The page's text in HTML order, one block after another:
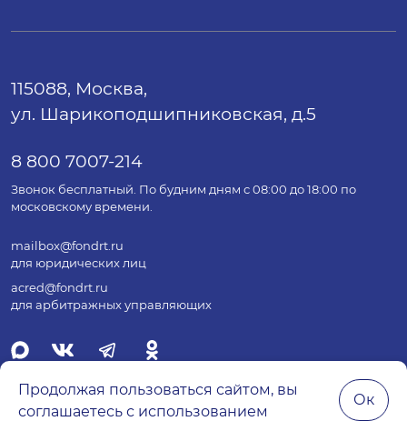
115088, Москва,
ул. Шарикоподшипниковская, д.5
8 800 7007-214
Звонок бесплатный. По будним дням с 08:00 до 18:00 по
московскому времени.
mailbox@fondrt.ru
для юридических лиц
acred@fondrt.ru
для арбитражных управляющих
Продолжая пользоваться сайтом, вы
соглашаетесь с использованием
Ок